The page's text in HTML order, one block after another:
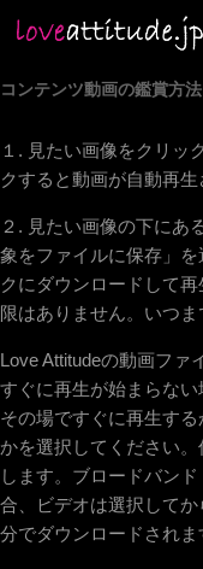
コンテンツ動画の鑑賞方法
１. 見たい画像をクリッ
クすると動画が自動再生
２. 見たい画像の下にあ
象をファイルに保存」
クにダウンロードして
限はありません。いつま
Love Attitudeの動画ファ
すぐに再生が始まらない
その場ですぐに再生す
かを選択してください
します。ブロードバン
合、ビデオは選択して
分でダウンロードされま